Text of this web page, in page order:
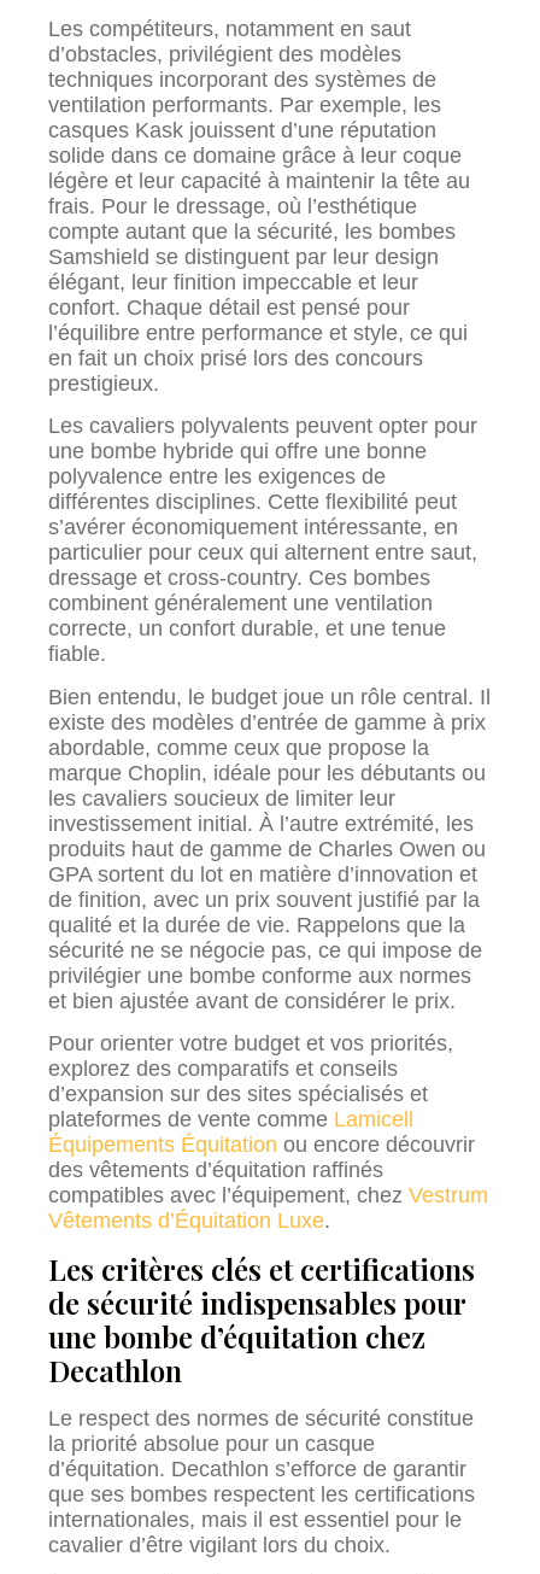
Les compétiteurs, notamment en saut
d’obstacles, privilégient des modèles
techniques incorporant des systèmes de
ventilation performants. Par exemple, les
casques Kask jouissent d’une réputation
solide dans ce domaine grâce à leur coque
légère et leur capacité à maintenir la tête au
frais. Pour le dressage, où l’esthétique
compte autant que la sécurité, les bombes
Samshield se distinguent par leur design
élégant, leur finition impeccable et leur
confort. Chaque détail est pensé pour
l’équilibre entre performance et style, ce qui
en fait un choix prisé lors des concours
prestigieux.
Les cavaliers polyvalents peuvent opter pour
une bombe hybride qui offre une bonne
polyvalence entre les exigences de
différentes disciplines. Cette flexibilité peut
s’avérer économiquement intéressante, en
particulier pour ceux qui alternent entre saut,
dressage et cross-country. Ces bombes
combinent généralement une ventilation
correcte, un confort durable, et une tenue
fiable.
Bien entendu, le budget joue un rôle central. Il
existe des modèles d’entrée de gamme à prix
abordable, comme ceux que propose la
marque Choplin, idéale pour les débutants ou
les cavaliers soucieux de limiter leur
investissement initial. À l’autre extrémité, les
produits haut de gamme de Charles Owen ou
GPA sortent du lot en matière d’innovation et
de finition, avec un prix souvent justifié par la
qualité et la durée de vie. Rappelons que la
sécurité ne se négocie pas, ce qui impose de
privilégier une bombe conforme aux normes
et bien ajustée avant de considérer le prix.
Pour orienter votre budget et vos priorités,
explorez des comparatifs et conseils
d’expansion sur des sites spécialisés et
plateformes de vente comme Lamicell
Équipements Équitation ou encore découvrir
des vêtements d’équitation raffinés
compatibles avec l’équipement, chez Vestrum
Vêtements d’Équitation Luxe.
Les critères clés et certifications
de sécurité indispensables pour
une bombe d’équitation chez
Decathlon
Le respect des normes de sécurité constitue
la priorité absolue pour un casque
d’équitation. Decathlon s’efforce de garantir
que ses bombes respectent les certifications
internationales, mais il est essentiel pour le
cavalier d’être vigilant lors du choix.